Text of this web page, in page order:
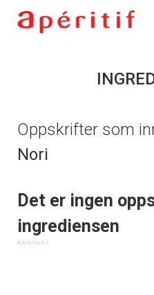
Oppskrifter som
Nori
Det er ingen
ingrediensen